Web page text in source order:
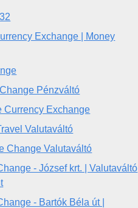
Exchange | Money
Pénzváltó
Currency Exchange
Valutaváltó
Change Valutaváltó
- József krt. | Valutaváltó
- Bartók Béla út |